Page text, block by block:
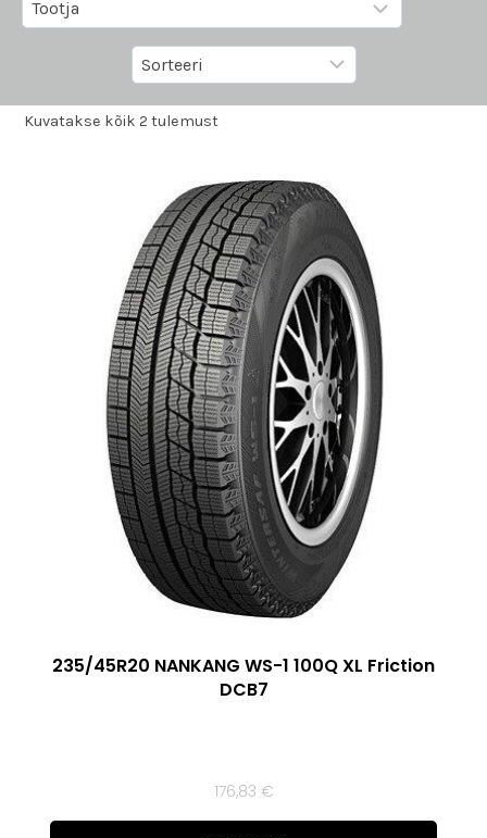
Kuvatakse kõik 2 tulemust
235/45R20 NANKANG WS-1 100Q XL Friction
DCB7
176,83 €